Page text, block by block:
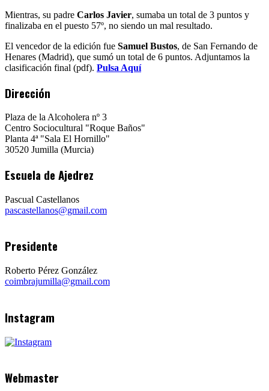
Mientras, su padre Carlos Javier, sumaba un total de 3 puntos y
finalizaba en el puesto 57º, no siendo un mal resultado.
El vencedor de la edición fue Samuel Bustos, de San Fernando de
Henares (Madrid), que sumó un total de 6 puntos. Adjuntamos la
clasificación final (pdf). Pulsa Aquí
Dirección
Plaza de la Alcoholera nº 3
Centro Sociocultural "Roque Baños"
Planta 4ª "Sala El Hornillo"
30520 Jumilla (Murcia)
Escuela de Ajedrez
Pascual Castellanos
pascastellanos@gmail.com
Presidente
Roberto Pérez González
coimbrajumilla@gmail.com
Instagram
Webmaster